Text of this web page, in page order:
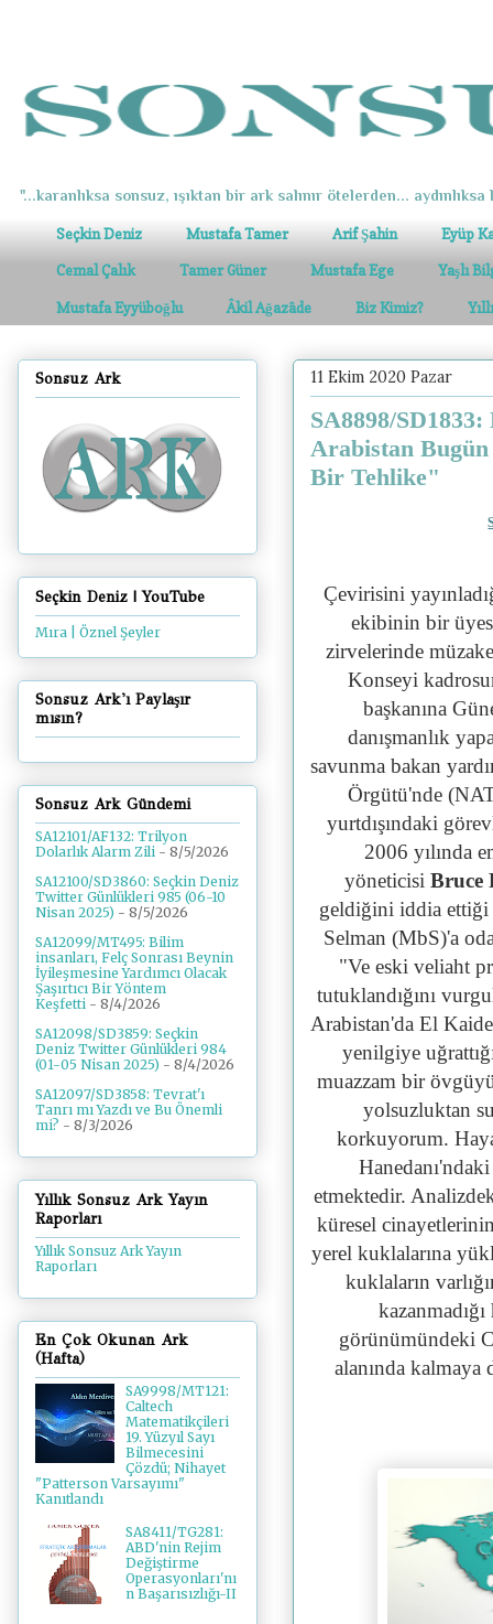
"...karanlıksa sonsuz, ışıktan bir ark salınır ötelerden... aydınlıksa
Seçkin Deniz Mustafa Tamer Arif Şahin Eyüp
Cemal Çalık Tamer Güner Mustafa Ege Yaşlı
Mustafa Eyyüboğlu Âkil Ağazâde Biz Kimiz?
11 Ekim 2020 Pazar
SA8898/
Arabistan
Bir Tehlike"
Çevirisini
ekibinin bir
zirvelerinde
Konseyi
başkanına
danışmanlık
savunma bakan
Örgütü'nde
yurtdışındaki
2006 yılında
yöneticisi Bruce
geldiğini iddia ettiği
Selman (MbS)'a
"Ve eski veliaht
tutuklandığını
Arabistan'da El
yenilgiye
muazzam bir
yolsuzluktan
korkuyorum.
etmektedir.
küresel
yerel kuklalarına
kuklaların
görünümündeki
alanında kalmaya
Sonsuz Ark
Seçkin Deniz | YouTube
Mıra | Öznel Şeyler
Sonsuz Ark'ı Paylaşır
mısın?
Sonsuz Ark Gündemi
SA12101/AF132: Trilyon
Dolarlık Alarm Zili - 8/5/2026
SA12100/SD3860: Seçkin Deniz
Twitter Günlükleri 985 (06-10
Nisan 2025) - 8/5/2026
SA12099/MT495: Bilim
insanları, Felç Sonrası Beynin
İyileşmesine Yardımcı Olacak
Şaşırtıcı Bir Yöntem
Keşfetti - 8/4/2026
SA12098/SD3859: Seçkin
Deniz Twitter Günlükleri 984
(01-05 Nisan 2025) - 8/4/2026
SA12097/SD3858: Tevrat'ı
Tanrı mı Yazdı ve Bu Önemli
mi? - 8/3/2026
Yıllık Sonsuz Ark Yayın
Raporları
Yıllık Sonsuz Ark Yayın
Raporları
En Çok Okunan Ark
(Hafta)
SA9998/MT121:
Caltech
Matematikçileri
19. Yüzyıl Sayı
Bilmecesini
Çözdü; Nihayet
"Patterson Varsayımı"
Kanıtlandı
SA8411/TG281:
ABD'nin Rejim
Değiştirme
Operasyonları'nı
n Başarısızlığı-II